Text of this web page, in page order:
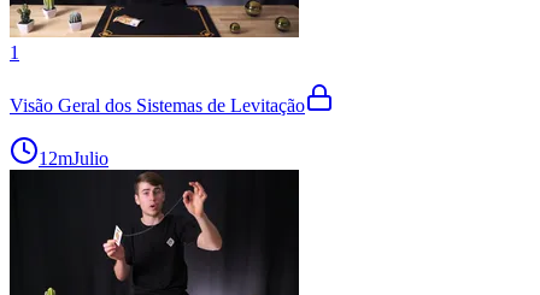
1
Visão Geral dos Sistemas de Levitação
12mJulio